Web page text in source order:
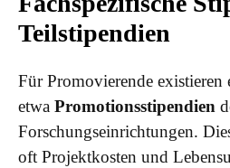
Teilstipendien
Für Promovierende existieren
etwa Promotionsstipendien
Forschungseinrichtungen.
oft Projektkosten und